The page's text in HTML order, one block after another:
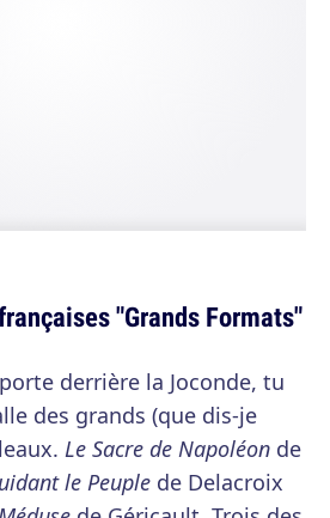
"Grands Formats"
derrière la Joconde, tu
des grands (que dis-je
Le Sacre de Napoléon de
le Peuple de Delacroix